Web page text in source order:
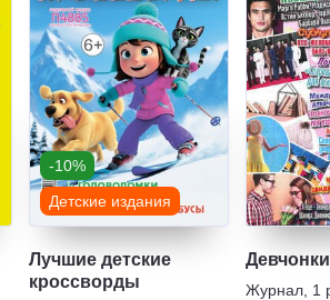
-10%
Детские издания
Лучшие детские
кроссворды
Девчонки
Журнал 1